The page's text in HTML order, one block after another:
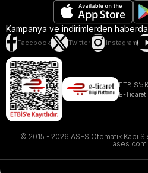
Kampanya ve indirimlerden
Facebook Twitter Instagram
ETBİS’e
E-Ticaret
© 2015 - 2026 ASES Otomatik Kapı